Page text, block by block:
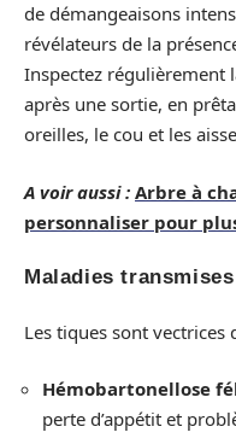
de démangeaisons
révélateurs de la
Inspectez régulièrement
après une sortie, en
oreilles, le cou et les
A voir aussi : Arbre à
personnaliser pour
Maladies
Les tiques sont vectrices
Hémobartonellose
perte d’appétit et